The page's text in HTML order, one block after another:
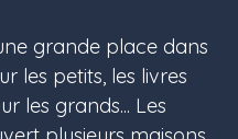
grande place dans
les petits, les livres
les grands... Les